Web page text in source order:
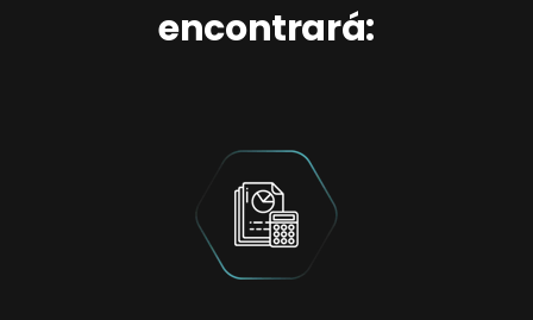
encontrará: